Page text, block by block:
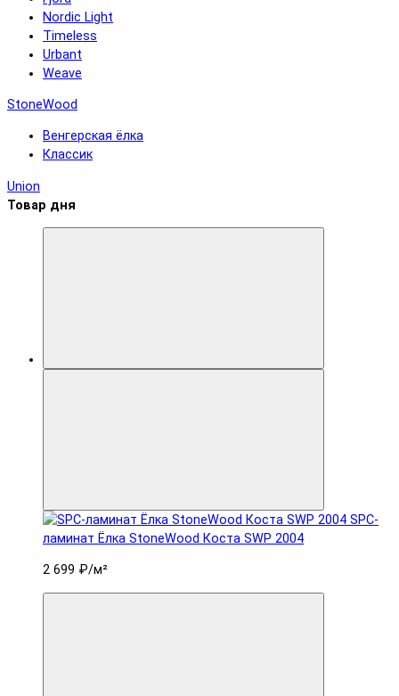
Nordic Light
Timeless
Urbant
Weave
StoneWood
Венгерская ёлка
Классик
Union
Товар дня
SPC-
ламинат Ëлка StoneWood Коста SWP 2004
2 699 ₽/м²